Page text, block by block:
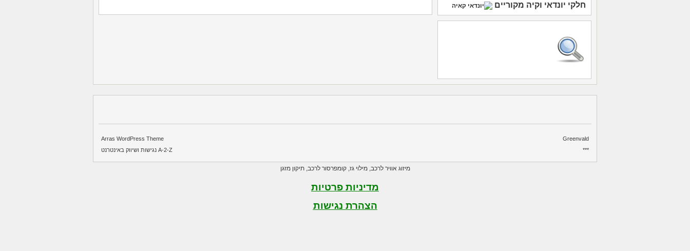
חלקי יונדאי וקיה מקוריים
Arras WordPress Theme
A-2-Z נגישות ושיווק באינטרנט
Greenvald
***
מיזוג אוויר לרכב,מילוי גז,קומפרסור לרכב,תיקון מזגן
מדיניות פרטיות
הצהרת נגישות